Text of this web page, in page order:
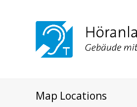
Map Locations